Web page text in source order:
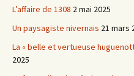
L’affaire de 1308 2 mai 2025
Un paysagiste nivernais 21 mars
La « belle et vertueuse
2025